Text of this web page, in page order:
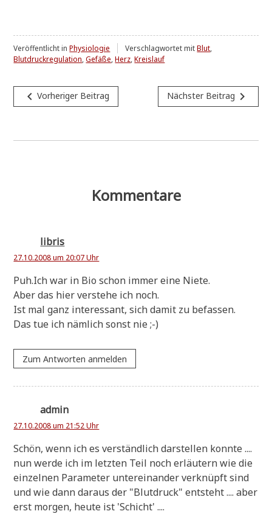
Veröffentlicht inPhysiologie Verschlagwortet mitBlut,
Blutdruckregulation,Gefäße,Herz,Kreislauf
Beitragsnavigation
navigate_beforeVorheriger Beitrag Nächster Beitrag navigate_next
Kommentare
libris
27.10.2008 um 20:07 Uhr
Puh.Ich war in Bio schon immer eine Niete.
Aber das hier ver­ste­he ich noch.
Ist mal ganz inter­es­sant, sich damit zu befassen.
Das tue ich näm­lich sonst nie ;-)
Zum Antworten anmelden
admin
27.10.2008 um 21:52 Uhr
Schön, wenn ich es ver­ständ­lich dar­stel­len konn­te ....
nun wer­de ich im letz­ten Teil noch erläu­tern wie die
ein­zel­nen Para­me­ter unter­ein­an­der ver­knüpft sind
und wie dann dar­aus der "Blut­druck" ent­steht .... aber
erst mor­gen, heu­te ist 'Schicht' ....